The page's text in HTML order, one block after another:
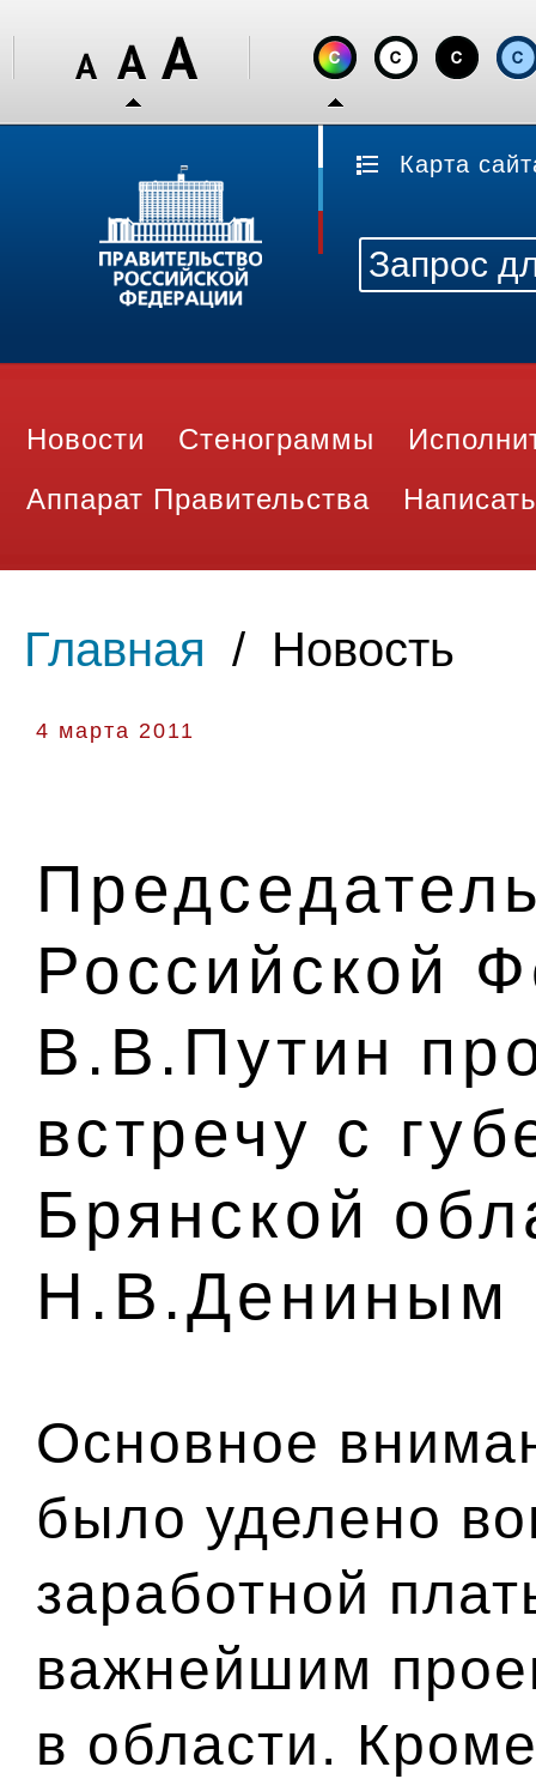
Карта
Новости Стенограммы
Аппарат Правительства
Главная / Новость
4 марта 2011
Российской
В.В.Путин
встречу с
Брянской
Н.В.Дениным
Основное
было уделено
заработной
важнейшим
в области.